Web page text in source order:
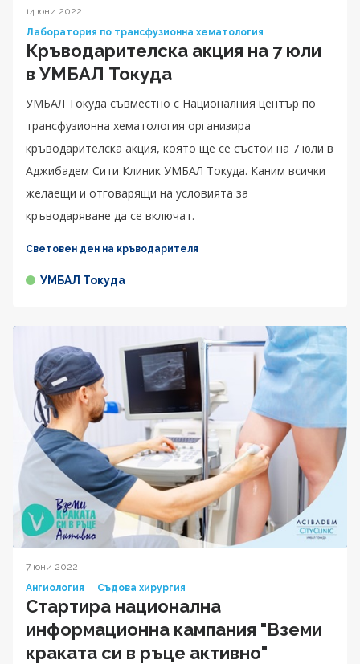
14 юни 2022
Лаборатория по трансфузионна хематология
Кръводарителска акция на 7 юли
в УМБАЛ Токуда
УМБАЛ Токуда съвместно с Националния център по
трансфузионна хематология организира
кръводарителска акция, която ще се състои на 7 юли в
Аджибадем Сити Клиник УМБАЛ Токуда. Каним всички
желаещи и отговарящи на условията за
кръводаряване да се включат.
Световен ден на кръводарителя
УМБАЛ Токуда
7 юни 2022
Ангиология
Съдова хирургия
Стартира национална
информационна кампания "Вземи
краката си в ръце активно"